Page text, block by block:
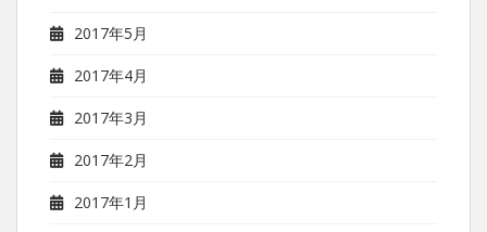
2017年5月
2017年4月
2017年3月
2017年2月
2017年1月